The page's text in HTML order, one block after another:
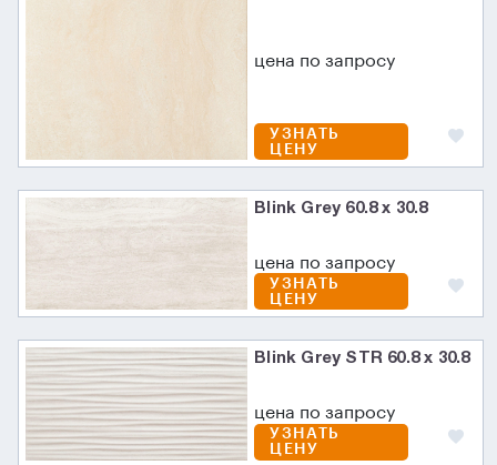
цена по запросу
УЗНАТЬ
ЦЕНУ
Blink Grey 60.8 x 30.8
цена по запросу
УЗНАТЬ
ЦЕНУ
Blink Grey STR 60.8 x 30.8
цена по запросу
УЗНАТЬ
ЦЕНУ